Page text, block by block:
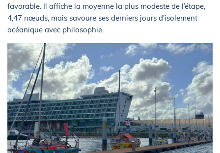
favorable. Il affiche la moyenne la plus modeste de l’étape,
4,47 nœuds, mais savoure ses derniers jours d’isolement
océanique avec philosophie.